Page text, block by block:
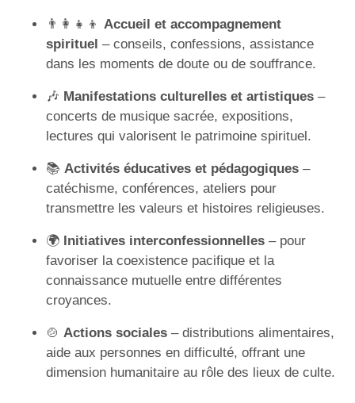
👨‍👩‍👧‍👦 Accueil et accompagnement
spirituel – conseils, confessions, assistance
dans les moments de doute ou de souffrance.
🎶 Manifestations culturelles et artistiques –
concerts de musique sacrée, expositions,
lectures qui valorisent le patrimoine spirituel.
📚 Activités éducatives et pédagogiques –
catéchisme, conférences, ateliers pour
transmettre les valeurs et histoires religieuses.
🌍 Initiatives interconfessionnelles – pour
favoriser la coexistence pacifique et la
connaissance mutuelle entre différentes
croyances.
🍲 Actions sociales – distributions alimentaires,
aide aux personnes en difficulté, offrant une
dimension humanitaire au rôle des lieux de culte.